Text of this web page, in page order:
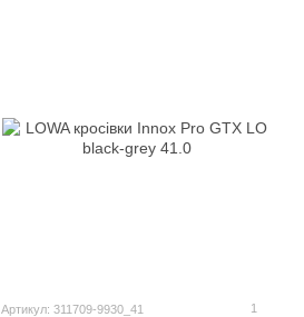
Артикул: 311709-9930_41 1